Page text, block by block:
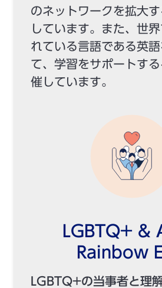
のネットワークを拡大
しています。また、世
れている言語である英
て、学習をサポートす
催しています。
LGBTQ+ &
Rainbow
LGBTQ+の当事者と理